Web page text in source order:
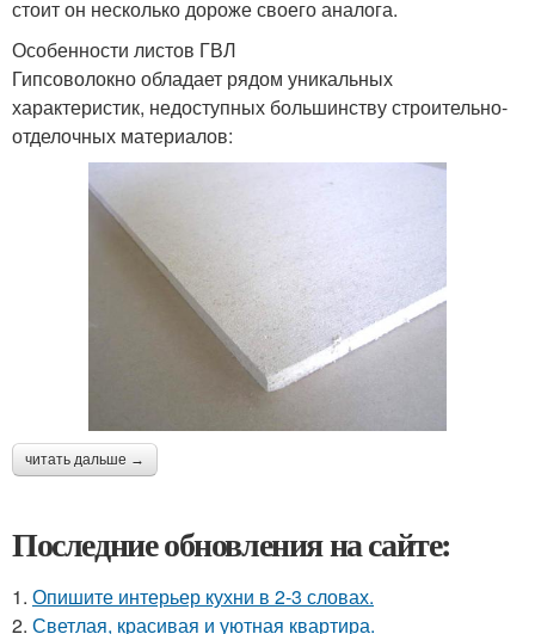
стоит он несколько дороже своего аналога.
Особенности листов ГВЛ
Гипсоволокно обладает рядом уникальных
характеристик, недоступных большинству строительно-
отделочных материалов:
читать дальше →
Последние обновления на сайте:
1. Опишите интерьер кухни в 2-3 словах.
2. Светлая, красивая и уютная квартира.